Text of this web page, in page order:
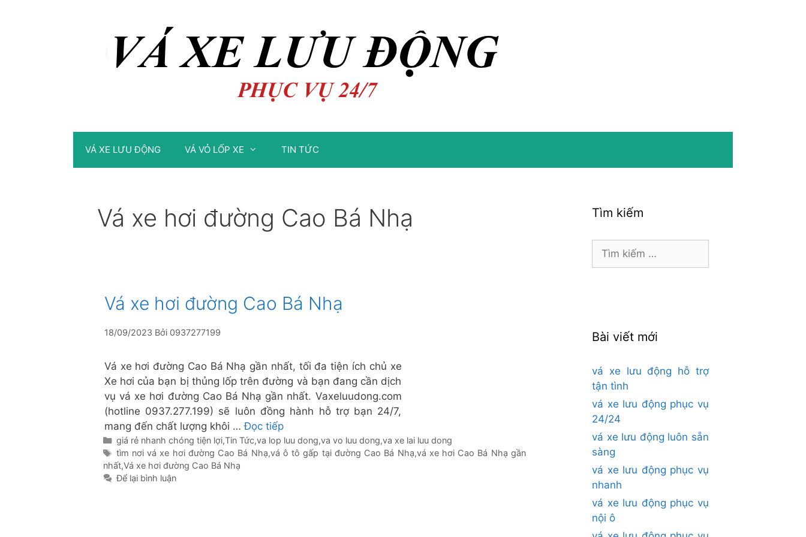
VÁ XE LƯU ĐỘNG VÁ VỎ LỐP XE TIN TỨC
Vá xe hơi đường Cao Bá Nhạ
Vá xe hơi đường Cao Bá Nhạ
18/09/2023 Bởi 0937277199
Vá xe hơi đường Cao Bá Nhạ gần nhất, tối đa tiện ích chủ xe
Xe hơi của bạn bị thủng lốp trên đường và bạn đang cần dịch
vụ vá xe hơi đường Cao Bá Nhạ gần nhất. Vaxeluudong.com
(hotline 0937.277.199) sẽ luôn đồng hành hỗ trợ bạn 24/7,
mang đến chất lượng khôi …Đọc tiếp
Danh
mục
giá rẻ nhanh chóng tiện lợi,Tin Tức,va lop luu dong,va vo luu dong,va xe lai luu dong
Thẻ
tìm nơi vá xe hơi đường Cao Bá Nhạ,vá ô tô gấp tại đường Cao Bá Nhạ,vá xe hơi Cao Bá Nhạ gần
nhất,Vá xe hơi đường Cao Bá Nhạ
Để lại bình luận
Tìm kiếm
Tìm
Bài viết mới
vá xe lưu động hỗ trợ
tận tình
vá xe lưu động phục vụ
24/24
vá xe lưu động luôn sẵn
sàng
vá xe lưu động phục vụ
nhanh
vá xe lưu động phục vụ
nội ô